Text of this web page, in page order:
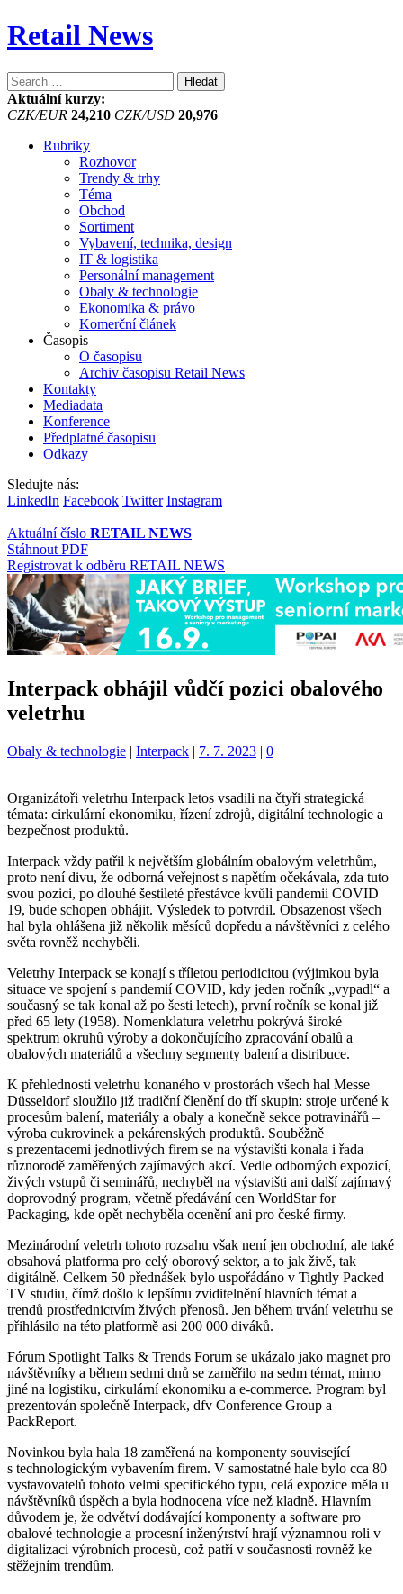
Retail News
Vyhledávání
Aktuální kurzy:
CZK/EUR 24,210 CZK/USD 20,976
Rubriky
Rozhovor
Trendy & trhy
Téma
Obchod
Sortiment
Vybavení, technika, design
IT & logistika
Personální management
Obaly & technologie
Ekonomika & právo
Komerční článek
Časopis
O časopisu
Archiv časopisu Retail News
Kontakty
Mediadata
Konference
Předplatné časopisu
Odkazy
Sledujte nás:
LinkedIn Facebook Twitter Instagram
Aktuální číslo RETAIL NEWS
Stáhnout PDF
Registrovat k odběru RETAIL NEWS
Interpack obhájil vůdčí pozici obalového
veletrhu
Kategorie:
Obaly & technologie | Štítky:
Interpack | 7. 7. 2023 | 0
Organizátoři veletrhu Interpack letos vsadili na čtyři strategická
témata: cirkulární ekonomiku, řízení zdrojů, digitální technologie a
bezpečnost produktů.
Interpack vždy patřil k největším globálním obalovým veletrhům,
proto není divu, že odborná veřejnost s napětím očekávala, zda tuto
svou pozici, po dlouhé šestileté přestávce kvůli pandemii COVID
19, bude schopen obhájit. Výsledek to potvrdil. Obsazenost všech
hal byla ohlášena již několik měsíců dopředu a návštěvníci z celého
světa rovněž nechyběli.
Veletrhy Interpack se konají s tříletou periodicitou (výjimkou byla
situace ve spojení s pandemií COVID, kdy jeden ročník „vypadl“ a
současný se tak konal až po šesti letech), první ročník se konal již
před 65 lety (1958). Nomenklatura veletrhu pokrývá široké
spektrum okruhů výroby a dokončujícího zpracování obalů a
obalových materiálů a všechny segmenty balení a distribuce.
K přehlednosti veletrhu konaného v prostorách všech hal Messe
Düsseldorf sloužilo již tradiční členění do tří skupin: stroje určené k
procesům balení, materiály a obaly a konečně sekce potravinářů –
výroba cukrovinek a pekárenských produktů. Souběžně
s prezentacemi jednotlivých firem se na výstavišti konala i řada
různorodě zaměřených zajímavých akcí. Vedle odborných expozicí,
živých vstupů či seminářů, nechyběl na výstavišti ani další zajímavý
doprovodný program, včetně předávání cen WorldStar for
Packaging, kde opět nechyběla ocenění ani pro české firmy.
Mezinárodní veletrh tohoto rozsahu však není jen obchodní, ale také
obsahová platforma pro celý oborový sektor, a to jak živě, tak
digitálně. Celkem 50 přednášek bylo uspořádáno v Tightly Packed
TV studiu, čímž došlo k lepšímu zviditelnění hlavních témat a
trendů prostřednictvím živých přenosů. Jen během trvání veletrhu se
přihlásilo na této platformě asi 200 000 diváků.
Fórum Spotlight Talks & Trends Forum se ukázalo jako magnet pro
návštěvníky a během sedmi dnů se zaměřilo na sedm témat, mimo
jiné na logistiku, cirkulární ekonomiku a e-commerce. Program byl
prezentován společně Interpack, dfv Conference Group a
PackReport.
Novinkou byla hala 18 zaměřená na komponenty související
s technologickým vybavením firem. V samostatné hale bylo cca 80
vystavovatelů tohoto velmi specifického typu, celá expozice měla u
návštěvníků úspěch a byla hodnocena více než kladně. Hlavním
důvodem je, že odvětví dodávající komponenty a software pro
obalové technologie a procesní inženýrství hrají významnou roli v
digitalizaci výrobních procesů, což patří v současnosti rovněž ke
stěžejním trendům.